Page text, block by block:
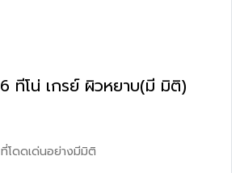
ทีโน่ เกรย์ ผิวหยาบ(มี มิติ)
โดดเด่นอย่างมีมิติ